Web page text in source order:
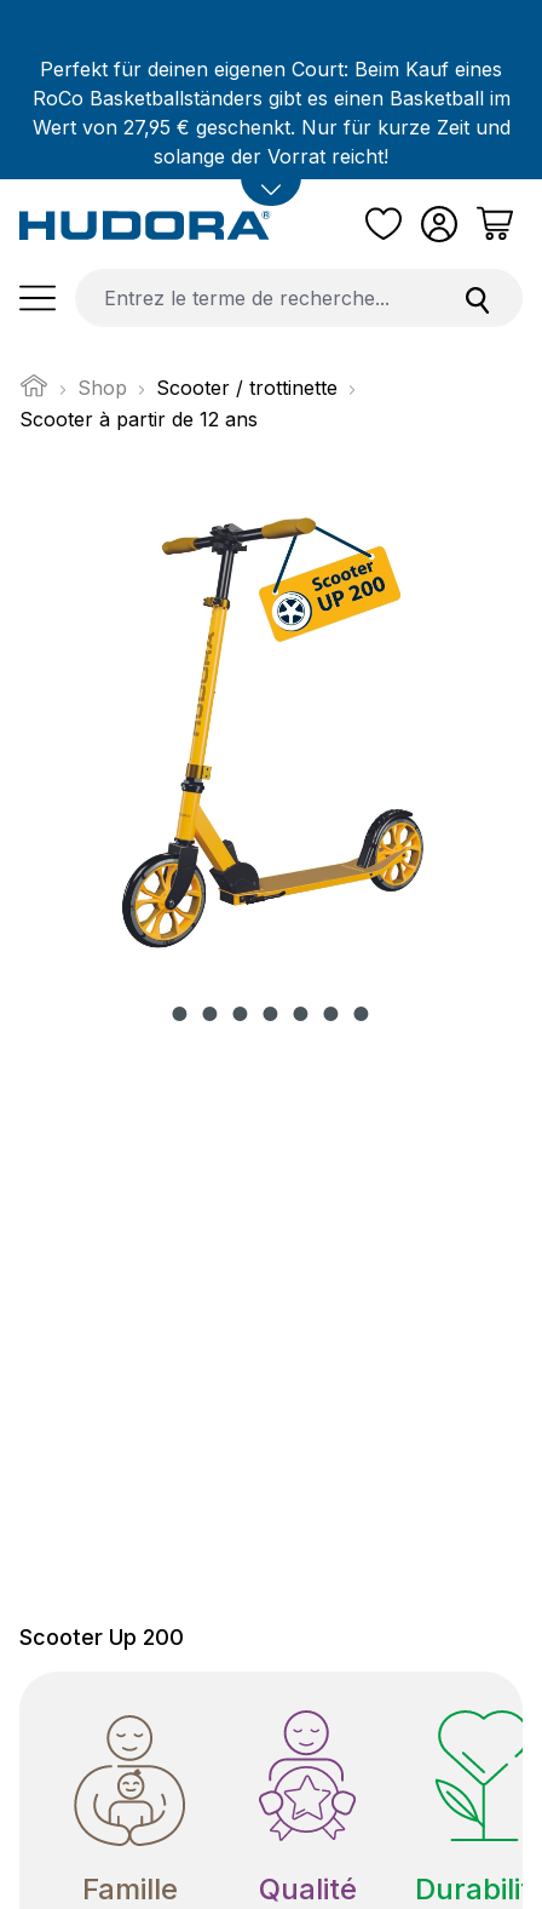
Perfekt für deinen eigenen Court: Beim Kauf eines
RoCo Basketballständers gibt es einen Basketball im
Wert von 27,95 € geschenkt. Nur für kurze Zeit und
solange der Vorrat reicht!
Shop
Scooter / trottinette
Scooter à partir de 12 ans
Scooter Up 200
Famille Qualité